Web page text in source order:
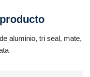
aluminio, tri seal, mate,